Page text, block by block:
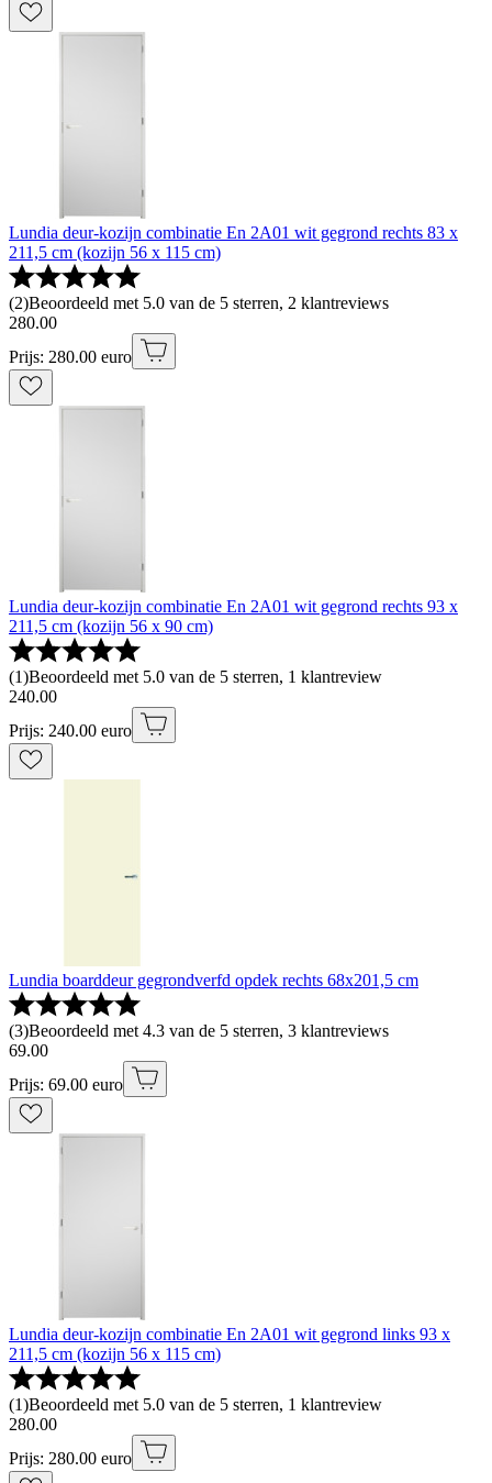
Lundia deur-kozijn combinatie En 2A01 wit gegrond rechts 83 x
211,5 cm (kozijn 56 x 115 cm)
(2)Beoordeeld met 5.0 van de 5 sterren, 2 klantreviews
280.00
Prijs: 280.00 euro
Lundia deur-kozijn combinatie En 2A01 wit gegrond rechts 93 x
211,5 cm (kozijn 56 x 90 cm)
(1)Beoordeeld met 5.0 van de 5 sterren, 1 klantreview
240.00
Prijs: 240.00 euro
Lundia boarddeur gegrondverfd opdek rechts 68x201,5 cm
(3)Beoordeeld met 4.3 van de 5 sterren, 3 klantreviews
69.00
Prijs: 69.00 euro
Lundia deur-kozijn combinatie En 2A01 wit gegrond links 93 x
211,5 cm (kozijn 56 x 115 cm)
(1)Beoordeeld met 5.0 van de 5 sterren, 1 klantreview
280.00
Prijs: 280.00 euro